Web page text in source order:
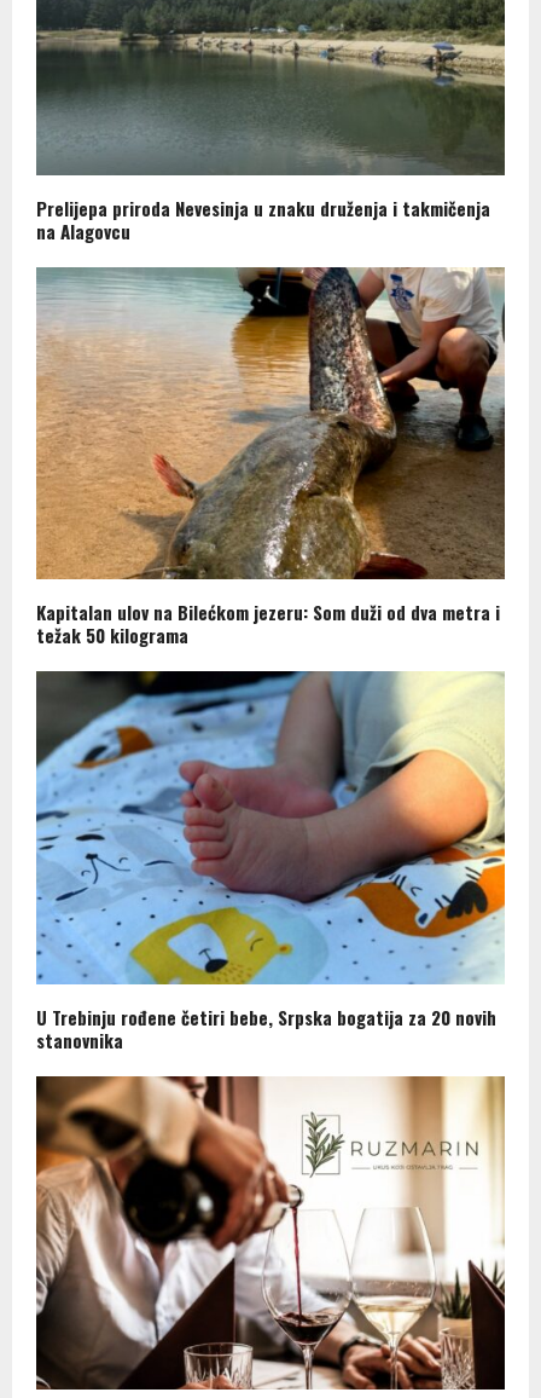
Prelijepa priroda Nevesinja u znaku druženja i takmičenja
na Alagovcu
Kapitalan ulov na Bilećkom jezeru: Som duži od dva metra i
težak 50 kilograma
U Trebinju rođene četiri bebe, Srpska bogatija za 20 novih
stanovnika